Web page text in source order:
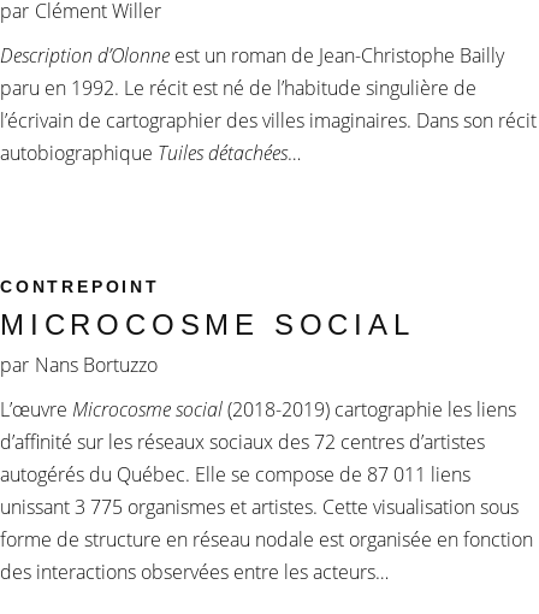
par Clément Willer
Description d’Olonne est un roman de Jean-Christophe Bailly
paru en 1992. Le récit est né de l’habitude singulière de
l’écrivain de cartographier des villes imaginaires. Dans son récit
autobiographique Tuiles détachées…
CONTREPOINT
MICROCOSME SOCIAL
par Nans Bortuzzo
L’œuvre Microcosme social(2018-2019) cartographie les liens
d’affinité sur les réseaux sociaux des 72 centres d’artistes
autogérés du Québec. Elle se compose de 87 011 liens
unissant 3 775 organismes et artistes. Cette visualisation sous
forme de structure en réseau nodale est organisée en fonction
des interactions observées entre les acteurs…